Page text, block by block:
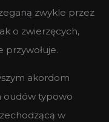
zwykle przez
o zwierzęcych,
przywołuje.
akordom
oudów typowo
w